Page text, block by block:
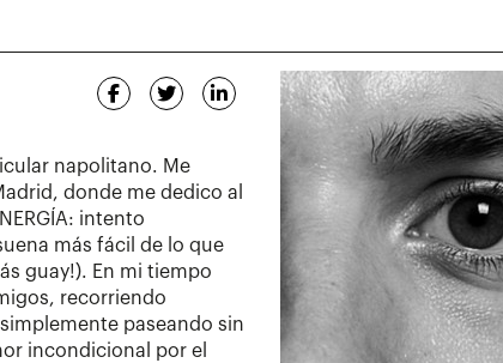
napolitano. Me
donde me dedico al
intento
más fácil de lo que
guay!). En mi tiempo
recorriendo
paseando sin
incondicional por el